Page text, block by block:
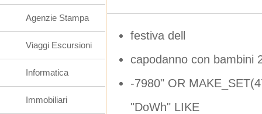
festiva dell
capodanno con bambini
-7980" OR
"DoWh" LIKE
Agenzie Stampa
Viaggi Escursioni
Informatica
Immobiliari